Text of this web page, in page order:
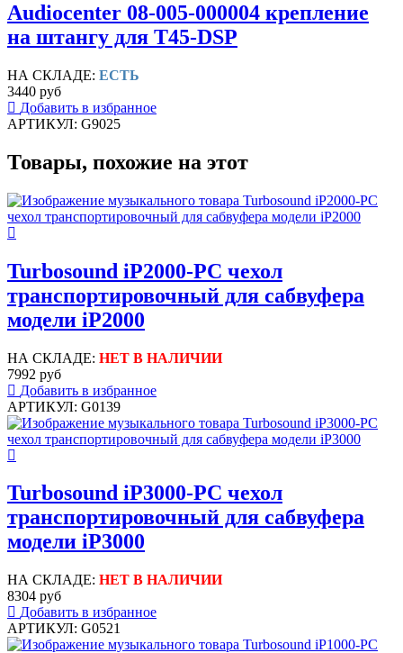
Audiocenter 08-005-000004 крепление
на штангу для T45-DSP
НА СКЛАДЕ: ЕСТЬ
3440 руб
Добавить в избранное
АРТИКУЛ: G9025
Товары, похожие на этот
Turbosound iP2000-PC чехол
транспортировочный для сабвуфера
модели iP2000
НА СКЛАДЕ: НЕТ В НАЛИЧИИ
7992 руб
Добавить в избранное
АРТИКУЛ: G0139
Turbosound iP3000-PC чехол
транспортировочный для сабвуфера
модели iP3000
НА СКЛАДЕ: НЕТ В НАЛИЧИИ
8304 руб
Добавить в избранное
АРТИКУЛ: G0521